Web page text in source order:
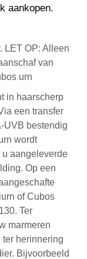
aankopen.
LET OP: Alleen
van
urn
in haarscherp
een transfer
UVB bestendig
wordt
u aangeleverde
Op een
of Cubos
Ter
marmeren
herinnering
Bijvoorbeeld